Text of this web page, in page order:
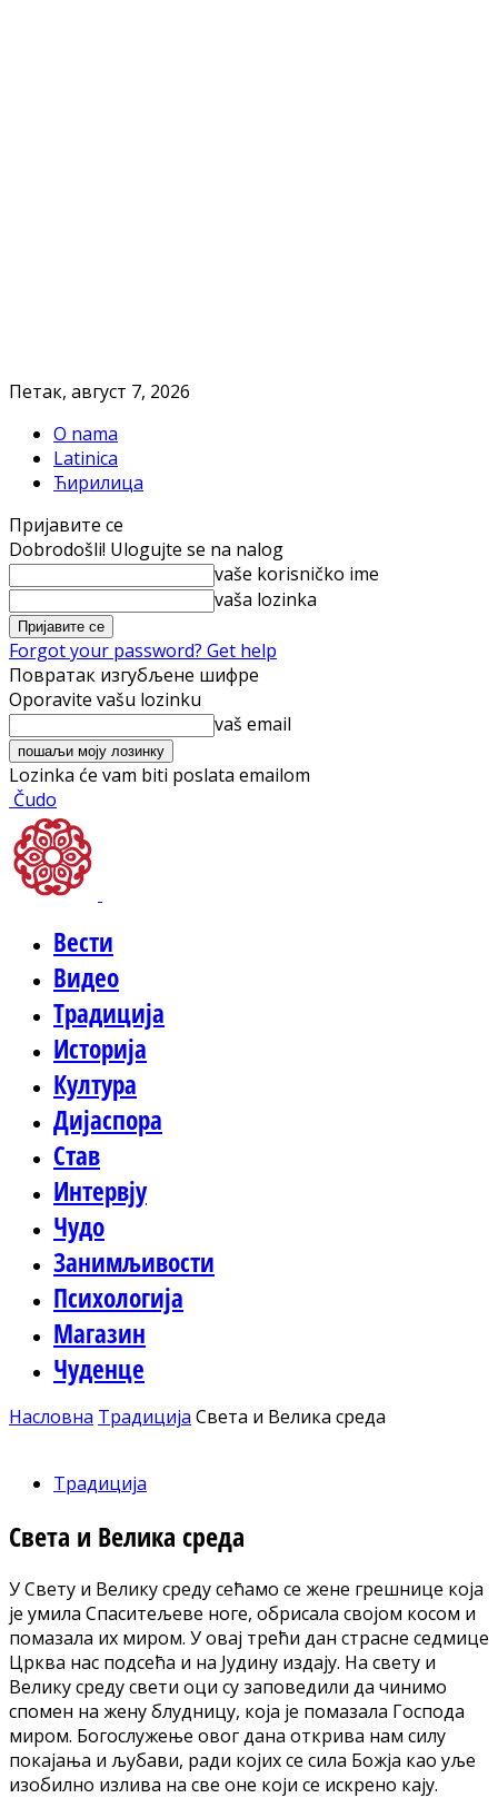
Петак, август 7, 2026
O nama
Latinica
Ћирилица
Пријавите се
Dobrodošli! Ulogujte se na nalog
vaše korisničko ime
vaša lozinka
Forgot your password? Get help
Повратак изгубљене шифре
Oporavite vašu lozinku
vaš email
Lozinka će vam biti poslata emailom
Čudo
Вести
Видео
Традиција
Историја
Култура
Дијаспора
Став
Интервју
Чудо
Занимљивости
Психологија
Магазин
Чуденце
Насловна Традиција Света и Велика среда
Традиција
Света и Велика среда
У Свету и Велику среду сећамо се жене грешнице која
је умила Спаситељеве ноге, обрисала својом косом и
помазала их миром. У овај трећи дан страсне седмице
Црква нас подсећа и на Јудину издају. На свету и
Велику среду свети оци су заповедили да чинимо
спомен на жену блудницу, која је помазала Господа
миром. Богослужење овог дана открива нам силу
покајања и љубави, ради којих се сила Божја као уље
изобилно излива на све оне који се искрено кају.